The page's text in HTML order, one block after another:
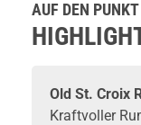
AUF DEN
Old St. Croix
Kraftvoller